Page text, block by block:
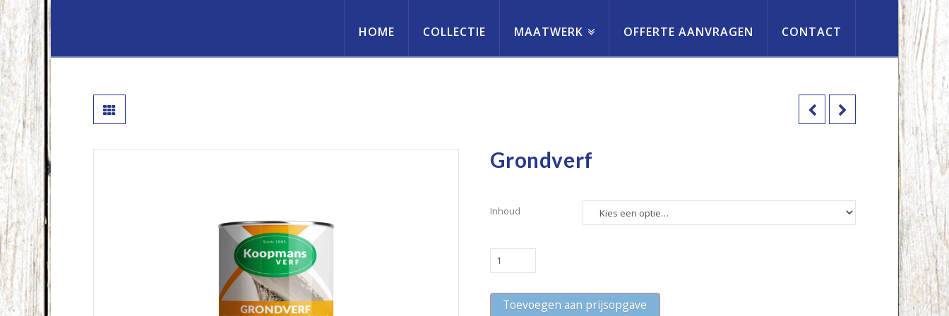
Hout
&
Handelsonderneming
HOME COLLECTIE MAATWERK OFFERTE AANVRAGEN CONTACT
Grondverf
Inhoud
Grondverf
quantity
Toevoegen aan prijsopgave